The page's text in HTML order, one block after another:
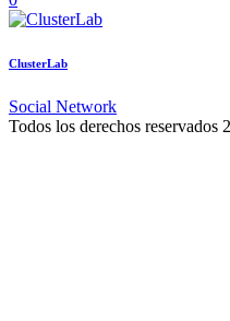
ClusterLab
Social Network
Todos los derechos reservados